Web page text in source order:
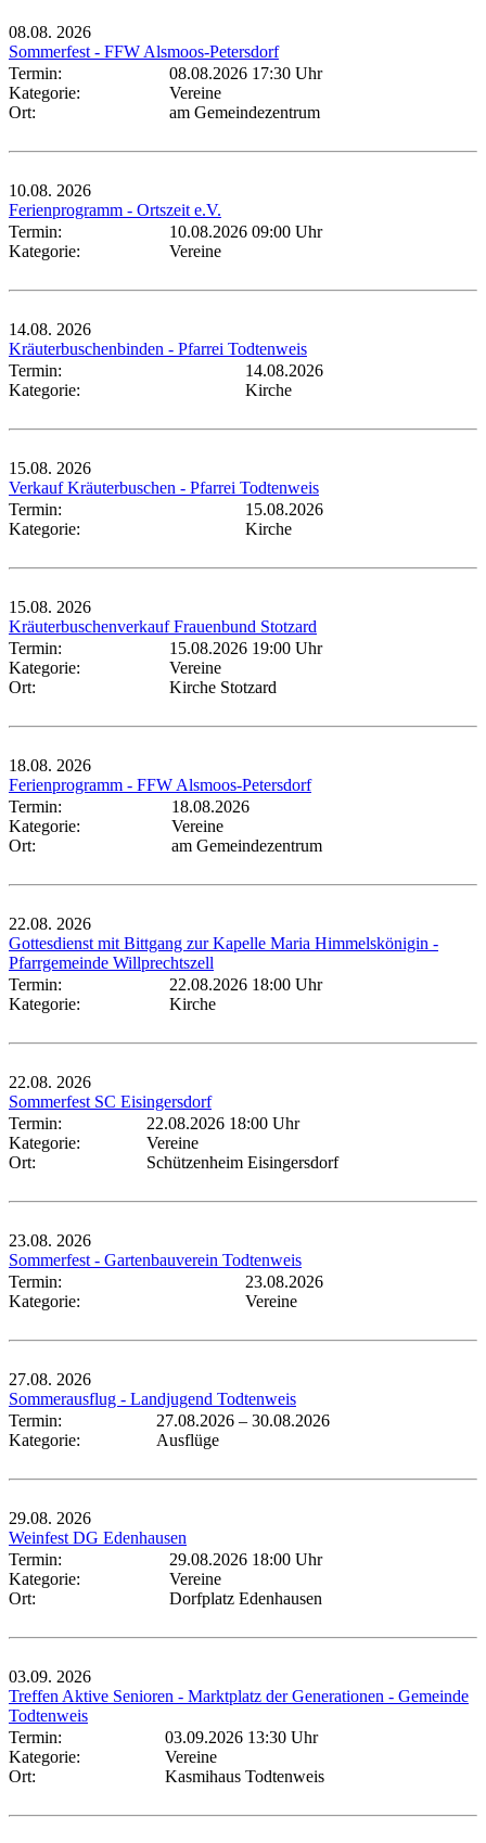
08.08. 2026
Sommerfest - FFW Alsmoos-Petersdorf
Termin:
08.08.2026 17:30 Uhr
Kategorie:
Vereine
Ort:
am Gemeindezentrum
10.08. 2026
Ferienprogramm - Ortszeit e.V.
Termin:
10.08.2026 09:00 Uhr
Kategorie:
Vereine
14.08. 2026
Kräuterbuschenbinden - Pfarrei Todtenweis
Termin:
14.08.2026
Kategorie:
Kirche
15.08. 2026
Verkauf Kräuterbuschen - Pfarrei Todtenweis
Termin:
15.08.2026
Kategorie:
Kirche
15.08. 2026
Kräuterbuschenverkauf Frauenbund Stotzard
Termin:
15.08.2026 19:00 Uhr
Kategorie:
Vereine
Ort:
Kirche Stotzard
18.08. 2026
Ferienprogramm - FFW Alsmoos-Petersdorf
Termin:
18.08.2026
Kategorie:
Vereine
Ort:
am Gemeindezentrum
22.08. 2026
Gottesdienst mit Bittgang zur Kapelle Maria Himmelskönigin -
Pfarrgemeinde Willprechtszell
Termin:
22.08.2026 18:00 Uhr
Kategorie:
Kirche
22.08. 2026
Sommerfest SC Eisingersdorf
Termin:
22.08.2026 18:00 Uhr
Kategorie:
Vereine
Ort:
Schützenheim Eisingersdorf
23.08. 2026
Sommerfest - Gartenbauverein Todtenweis
Termin:
23.08.2026
Kategorie:
Vereine
27.08. 2026
Sommerausflug - Landjugend Todtenweis
Termin:
27.08.2026 – 30.08.2026
Kategorie:
Ausflüge
29.08. 2026
Weinfest DG Edenhausen
Termin:
29.08.2026 18:00 Uhr
Kategorie:
Vereine
Ort:
Dorfplatz Edenhausen
03.09. 2026
Treffen Aktive Senioren - Marktplatz der Generationen - Gemeinde
Todtenweis
Termin:
03.09.2026 13:30 Uhr
Kategorie:
Vereine
Ort:
Kasmihaus Todtenweis